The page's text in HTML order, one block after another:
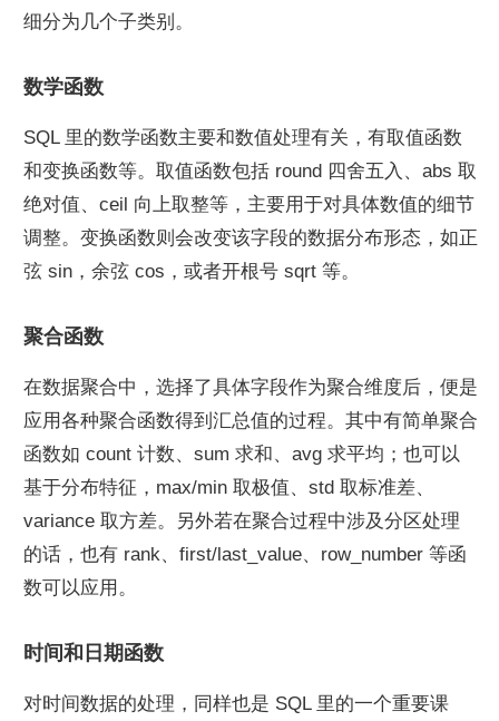
细分为几个子类别。
数学函数
SQL 里的数学函数主要和数值处理有关，有取值函数
和变换函数等。取值函数包括 round 四舍五入、abs 取
绝对值、ceil 向上取整等，主要用于对具体数值的细节
调整。变换函数则会改变该字段的数据分布形态，如正
弦 sin，余弦 cos，或者开根号 sqrt 等。
聚合函数
在数据聚合中，选择了具体字段作为聚合维度后，便是
应用各种聚合函数得到汇总值的过程。其中有简单聚合
函数如 count 计数、sum 求和、avg 求平均；也可以
基于分布特征，max/min 取极值、std 取标准差、
variance 取方差。另外若在聚合过程中涉及分区处理
的话，也有 rank、first/last_value、row_number 等函
数可以应用。
时间和日期函数
对时间数据的处理，同样也是 SQL 里的一个重要课